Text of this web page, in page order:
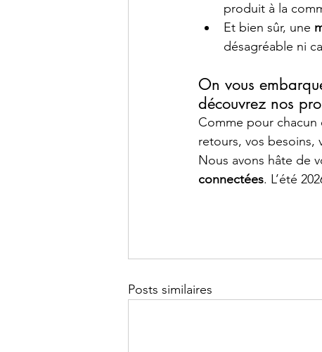
produit à la
Et bien sûr, une
désagréable ni
On vous
découvrez nos
Comme pour chacun
retours, vos besoins,
Nous avons hâte de
connectées. L’été
Posts similaires